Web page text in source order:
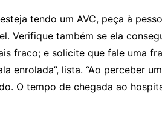
tendo um AVC, peça à
Verifique também se ela
fraco; e solicite que fale uma
enrolada”, lista. “Ao perceber
O tempo de chegada ao